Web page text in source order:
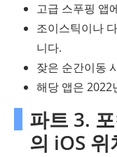
고급 스푸핑 앱
조이스틱이나
니다.
잦은 순간이동
해당 앱은 2022
파트 3.
의 iOS 위